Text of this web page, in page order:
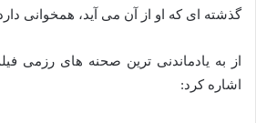
گذشته ای که او از آن می آید، همخوانی
از به یادماندنی ترین صحنه های رزمی
اشاره کرد: